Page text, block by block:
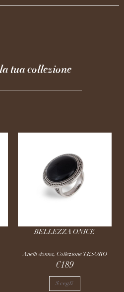
tua collezione
BELLEZZA ONICE
Anelli donna, Collezione TESORO
€189
Scegli